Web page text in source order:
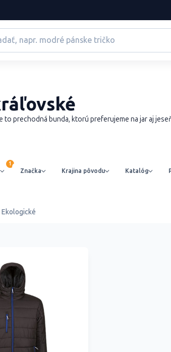
prechodná bunda, ktorú preferujeme na jar aj
Značka Krajina pôvodu Katalóg
Ekologické